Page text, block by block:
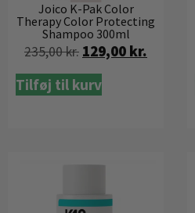
Joico K-Pak Color
Therapy Color Protecting
Shampoo 300ml
235,00kr. 129,00 kr.
Tilføj til kurv